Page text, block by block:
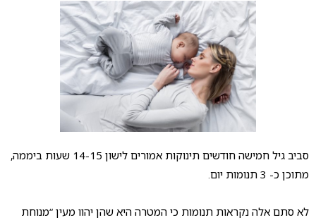
סביב גיל חמישה חודשים תינוקות אמורים לישון 14-15 שעות ביממה,
מתוכן כ- 3 תנומות יום.
לא סתם אלה נקראות תנומות כי המטרה היא שהן יהוו מעין “מנוחת